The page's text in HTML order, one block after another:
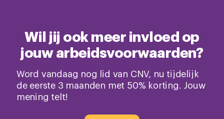
Wil jij ook meer invloed op
jouw arbeidsvoorwaarden?
Word vandaag nog lid van CNV, nu tijdelijk
de eerste 3 maanden met 50% korting. Jouw
mening telt!